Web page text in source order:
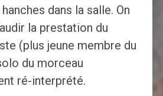
dans la salle. On
la prestation du
(plus jeune membre du
du morceau
ré-interprété.